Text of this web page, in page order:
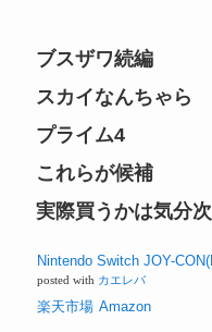
ブスザワ続編
スカイなんちゃら
プライム4
これらが候補
実際買うかは気分
Nintendo Switch JOY-
posted with カエレバ
楽天市場 Amazon